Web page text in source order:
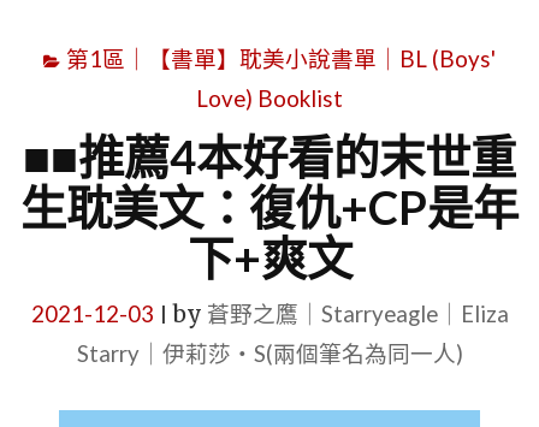
第1區｜【書單】耽美小說書單｜BL (Boys'
Love) Booklist
■■推薦4本好看的末世重
生耽美文：復仇+CP是年
下+爽文
2021-12-03 by 蒼野之鷹｜Starryeagle｜Eliza
Starry｜伊莉莎・S(兩個筆名為同一人)